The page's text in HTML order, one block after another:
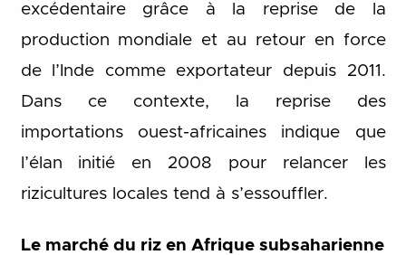
excédentaire grâce à la reprise de la
production mondiale et au retour en force
de l’Inde comme exportateur depuis 2011.
Dans ce contexte, la reprise des
importations ouest-africaines indique que
l’élan initié en 2008 pour relancer les
rizicultures locales tend à s’essouffler.
Le marché du riz en Afrique subsaharienne